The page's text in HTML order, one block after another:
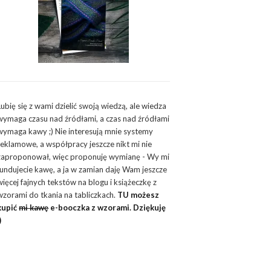
się z wami dzielić swoją wiedzą, ale wiedza
czasu nad źródłami, a czas nad źródłami
kawy ;) Nie interesują mnie systemy
a współpracy jeszcze nikt mi nie
więc proponuję wymianę - Wy mi
kawę, a ja w zamian daję Wam jeszcze
fajnych tekstów na blogu i książeczkę z
do tkania na tabliczkach. TU możesz
mi kawęe-booczka z wzorami. Dziękuję